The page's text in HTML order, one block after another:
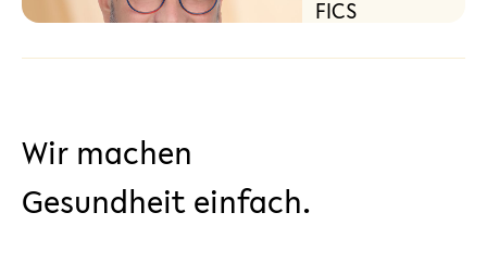
FICS
Viszeralchirurgie,
Wir machen
Gesundheit einfach.